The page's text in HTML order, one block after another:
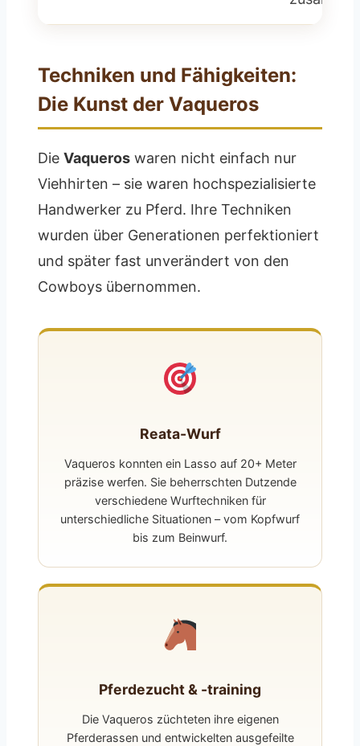
Techniken und Fähigkeiten:
Die Kunst der Vaqueros
Die Vaqueros waren nicht einfach nur
Viehhirten – sie waren hochspezialisierte
Handwerker zu Pferd. Ihre Techniken
wurden über Generationen perfektioniert
und später fast unverändert von den
Cowboys übernommen.
Reata-Wurf
Vaqueros konnten ein Lasso auf 20+ Meter
präzise werfen. Sie beherrschten Dutzende
verschiedene Wurftechniken für
unterschiedliche Situationen – vom Kopfwurf
bis zum Beinwurf.
Pferdezucht & -training
Die Vaqueros züchteten ihre eigenen
Pferderassen und entwickelten ausgefeilte